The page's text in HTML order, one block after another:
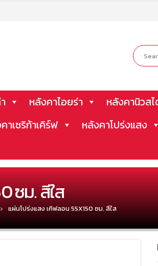
หลังคาไอยร่า หลังคานิวส
าเซริก้าเคิร์ฟ หลังคาโปร่งแสง
ซม. สีใส
แผ่นโปร่งแสง เคิฟลอน 55X150 ซม. สีใส